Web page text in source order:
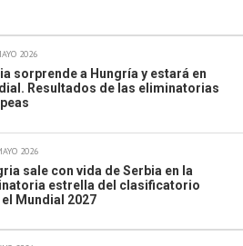
2026
sorprende a Hungría y estará en
Resultados de las eliminatorias
2026
sale con vida de Serbia en la
estrella del clasificatorio
el Mundial 2027